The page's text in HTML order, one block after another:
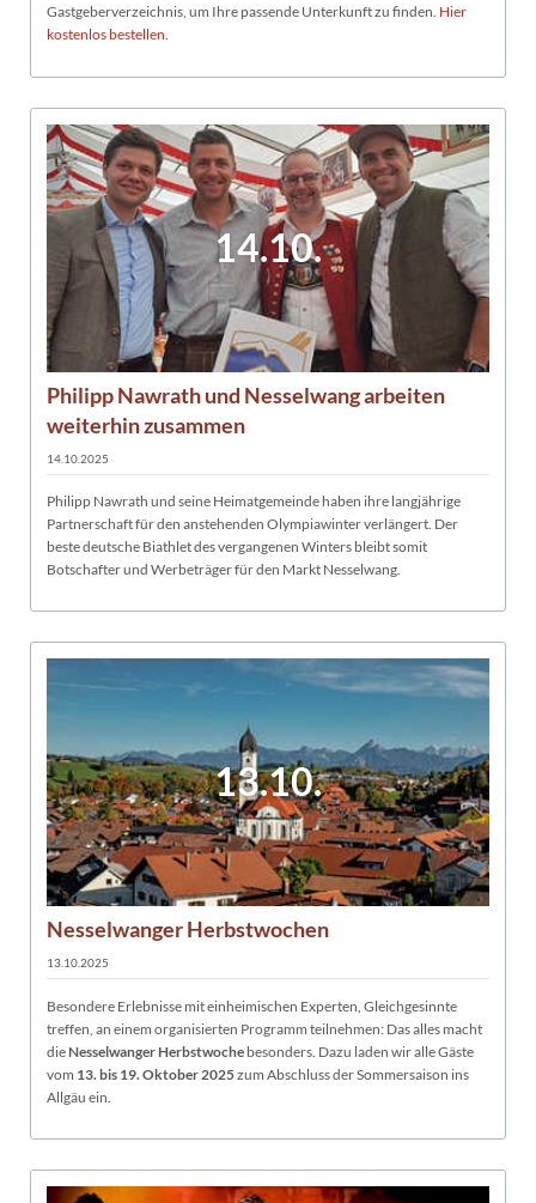
Gastgeberverzeichnis, um Ihre passende Unterkunft zu finden. Hier
kostenlos bestellen.
14.10.
Philipp Nawrath und Nesselwang arbeiten
weiterhin zusammen
14.10.2025
Philipp Nawrath und seine Heimatgemeinde haben ihre langjährige
Partnerschaft für den anstehenden Olympiawinter verlängert. Der
beste deutsche Biathlet des vergangenen Winters bleibt somit
Botschafter und Werbeträger für den Markt Nesselwang.
13.10.
Nesselwanger Herbstwochen
13.10.2025
Besondere Erlebnisse mit einheimischen Experten, Gleichgesinnte
treffen, an einem organisierten Programm teilnehmen: Das alles macht
die Nesselwanger Herbstwoche besonders. Dazu laden wir alle Gäste
vom 13. bis 19. Oktober 2025zum Abschluss der Sommersaison ins
Allgäu ein.